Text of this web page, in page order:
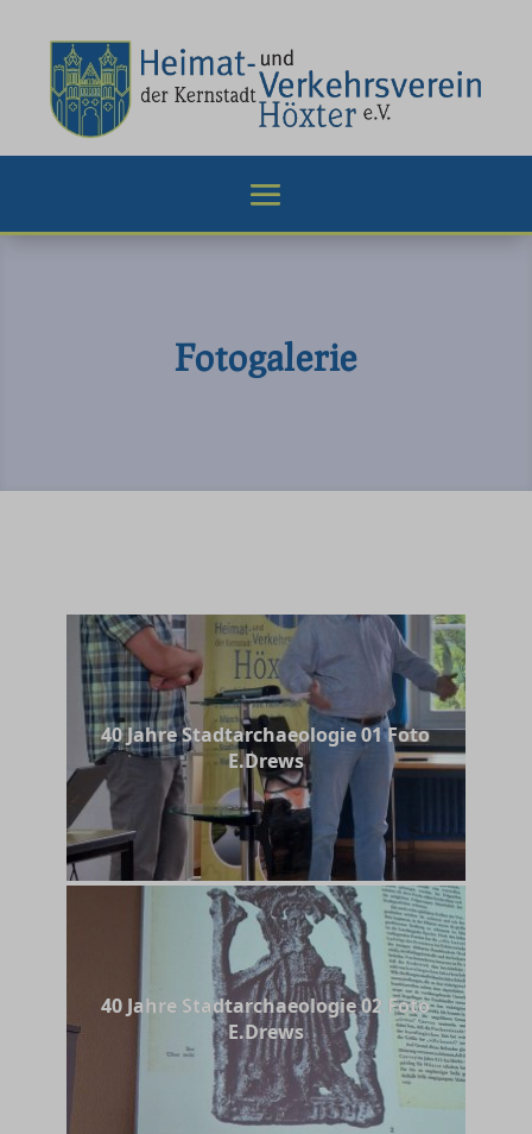
Fotogalerie
40 Jahre Stadtarchaeologie 01 Foto
E.Drews
40 Jahre Stadtarchaeologie 02 Foto
E.Drews